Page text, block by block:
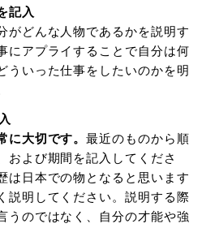
記入
がどんな人物であるかを説明す
にアプライすることで自分は何
ういった仕事をしたいのかを明
に大切です。最近のものから順
および期間を記入してくださ
は日本での物となると思います
説明してください。説明する際
うのではなく、自分の才能や強